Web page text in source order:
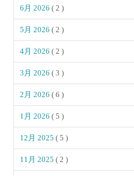
6月 2026( 2 )
5月 2026( 2 )
4月 2026( 2 )
3月 2026( 3 )
2月 2026( 6 )
1月 2026( 5 )
12月 2025( 5 )
11月 2025( 2 )